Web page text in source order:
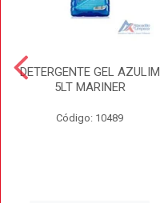
DETERGENTE GEL AZULIM
5LT MARINER
Código: 10489